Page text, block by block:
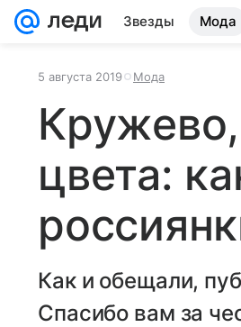
Звезды Мода
5 августа 2019 Мода
цвета:
Как и обещали,
Спасибо вам за